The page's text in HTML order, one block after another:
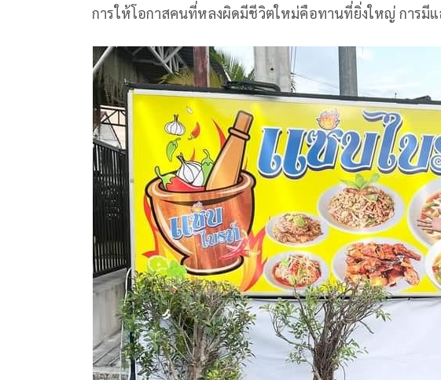
การให้โอกาสคนที่หลงผิดมีชีวิตใหม่คือทานที่ยิ่งใหญ่ การมี